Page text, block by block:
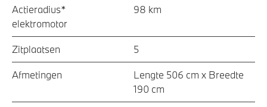
Actieradius*
elektromotor
98 km
Zitplaatsen 5
Afmetingen
Lengte 506 cm x Breedte
190 cm